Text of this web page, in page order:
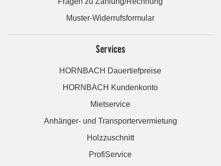
Muster-Widerrufsformular
Services
HORNBACH Dauertiefpreise
HORNBACH Kundenkonto
Mietservice
Anhänger- und Transportervermietung
Holzzuschnitt
ProfiService